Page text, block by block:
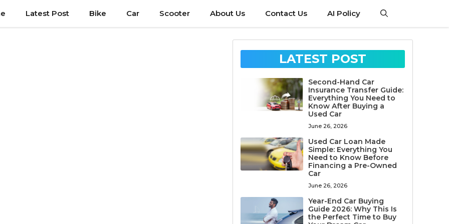
Latest Post Bike Car Scooter About Us Contact Us AI Policy
LATEST POST
Second-Hand Car
Insurance Transfer Guide:
Everything You Need to
Know After Buying a
Used Car
June 26, 2026
Used Car Loan Made
Simple: Everything You
Need to Know Before
Financing a Pre-Owned
Car
June 26, 2026
Year-End Car Buying
Guide 2026: Why This Is
the Perfect Time to Buy